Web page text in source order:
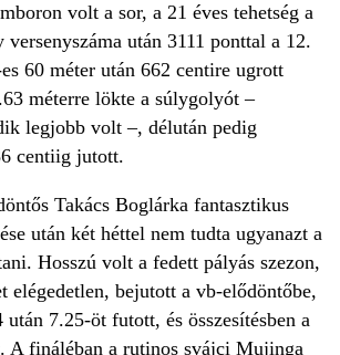
volt a sor, a 21 éves tehetség a
versenyszáma után 3111 ponttal a 12.
60 méter után 662 centire ugrott
méterre lökte a súlygolyót –
legjobb volt –, délután pedig
centiig jutott.
Takács Boglárka fantasztikus
után két héttel nem tudta ugyanazt a
Hosszú volt a fedett pályás szezon,
elégedetlen, bejutott a vb-elődöntőbe,
7.25-öt futott, és összesítésben a
A fináléban a rutinos svájci Mujinga